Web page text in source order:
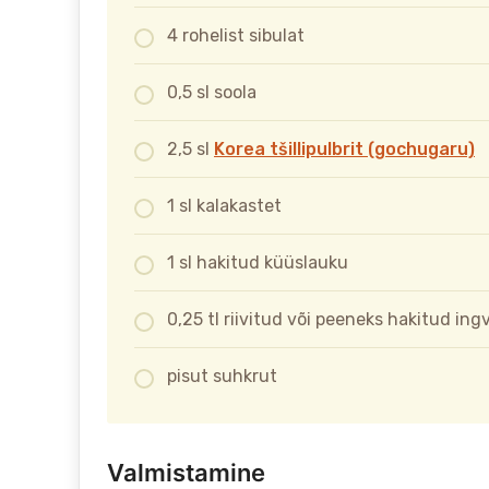
4 rohelist sibulat
0,5 sl soola
2,5 sl Korea tšillipulbrit (gochugaru)
1 sl kalakastet
1 sl hakitud küüslauku
0,25 tl riivitud või peeneks hakitud
pisut suhkrut
Valmistamine